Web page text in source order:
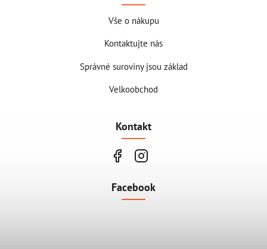
Vše o nákupu
Kontaktujte nás
Správné suroviny jsou základ
Velkoobchod
Kontakt
Facebook